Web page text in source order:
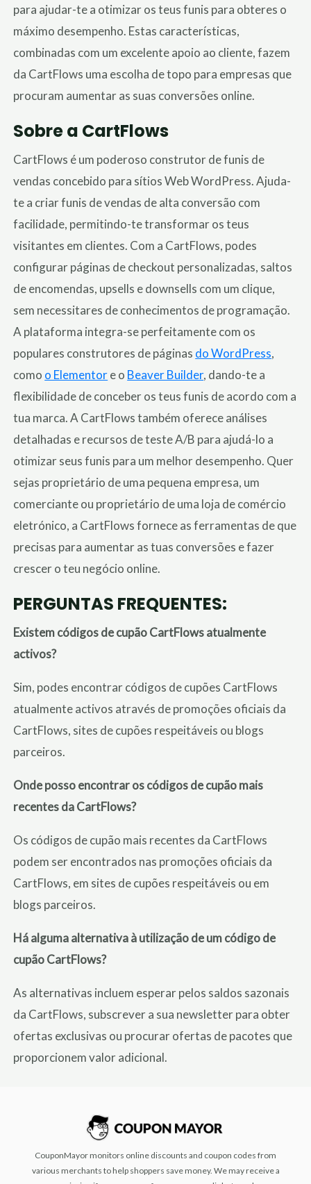
para ajudar-te a otimizar os teus funis para obteres o
máximo desempenho. Estas características,
combinadas com um excelente apoio ao cliente, fazem
da CartFlows uma escolha de topo para empresas que
procuram aumentar as suas conversões online.
Sobre a CartFlows
CartFlows é um poderoso construtor de funis de
vendas concebido para sítios Web WordPress. Ajuda-
te a criar funis de vendas de alta conversão com
facilidade, permitindo-te transformar os teus
visitantes em clientes. Com a CartFlows, podes
configurar páginas de checkout personalizadas, saltos
de encomendas, upsells e downsells com um clique,
sem necessitares de conhecimentos de programação.
A plataforma integra-se perfeitamente com os
populares construtores de páginas do WordPress,
como o Elementore o Beaver Builder, dando-te a
flexibilidade de conceber os teus funis de acordo com a
tua marca. A CartFlows também oferece análises
detalhadas e recursos de teste A/B para ajudá-lo a
otimizar seus funis para um melhor desempenho. Quer
sejas proprietário de uma pequena empresa, um
comerciante ou proprietário de uma loja de comércio
eletrónico, a CartFlows fornece as ferramentas de que
precisas para aumentar as tuas conversões e fazer
crescer o teu negócio online.
PERGUNTAS FREQUENTES:
Existem códigos de cupão CartFlows atualmente
activos?
Sim, podes encontrar códigos de cupões CartFlows
atualmente activos através de promoções oficiais da
CartFlows, sites de cupões respeitáveis ou blogs
parceiros.
Onde posso encontrar os códigos de cupão mais
recentes da CartFlows?
Os códigos de cupão mais recentes da CartFlows
podem ser encontrados nas promoções oficiais da
CartFlows, em sites de cupões respeitáveis ou em
blogs parceiros.
Há alguma alternativa à utilização de um código de
cupão CartFlows?
As alternativas incluem esperar pelos saldos sazonais
da CartFlows, subscrever a sua newsletter para obter
ofertas exclusivas ou procurar ofertas de pacotes que
proporcionem valor adicional.
CouponMayor monitors online discounts and coupon codes from
various merchants to help shoppers save money. We may receive a